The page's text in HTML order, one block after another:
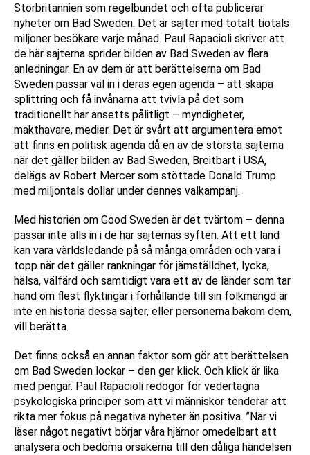
Storbritannien som regelbundet och ofta publicerar
nyheter om Bad Sweden. Det är sajter med totalt tiotals
miljoner besökare varje månad. Paul Rapacioli skriver att
de här sajterna sprider bilden av Bad Sweden av flera
anledningar. En av dem är att berättelserna om Bad
Sweden passar väl in i deras egen agenda – att skapa
splittring och få invånarna att tvivla på det som
traditionellt har ansetts pålitligt – myndigheter,
makthavare, medier. Det är svårt att argumentera emot
att finns en politisk agenda då en av de största sajterna
när det gäller bilden av Bad Sweden, Breitbart i USA,
delägs av Robert Mercer som stöttade Donald Trump
med miljontals dollar under dennes valkampanj.
Med historien om Good Sweden är det tvärtom – denna
passar inte alls in i de här sajternas syften. Att ett land
kan vara världsledande på så många områden och vara i
topp när det gäller rankningar för jämställdhet, lycka,
hälsa, välfärd och samtidigt vara ett av de länder som tar
hand om flest flyktingar i förhållande till sin folkmängd är
inte en historia dessa sajter, eller personerna bakom dem,
vill berätta.
Det finns också en annan faktor som gör att berättelsen
om Bad Sweden lockar – den ger klick. Och klick är lika
med pengar. Paul Rapacioli redogör för vedertagna
psykologiska principer som att vi människor tenderar att
rikta mer fokus på negativa nyheter än positiva. ”När vi
läser något negativt börjar våra hjärnor omedelbart att
analysera och bedöma orsakerna till den dåliga händelsen